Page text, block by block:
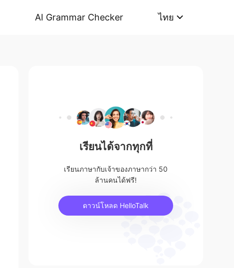
AI Grammar Checker ไทย
เรียนได้จากทุกที่
เรียนภาษากับเจ้าของภาษากว่า 50
ล้านคนได้ฟรี!
ดาวน์โหลด HelloTalk